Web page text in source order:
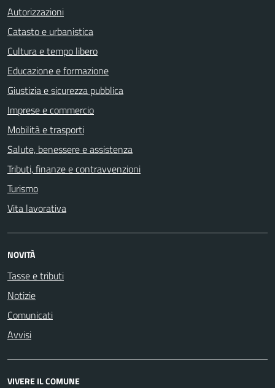
Autorizzazioni
Catasto e urbanistica
Cultura e tempo libero
Educazione e formazione
Giustizia e sicurezza pubblica
Imprese e commercio
Mobilità e trasporti
Salute, benessere e assistenza
Tributi, finanze e contravvenzioni
Turismo
Vita lavorativa
NOVITÀ
Tasse e tributi
Notizie
Comunicati
Avvisi
VIVERE IL COMUNE